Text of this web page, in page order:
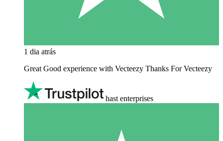
1 dia atrás
Great Good experience with Vecteezy Thanks For Vecteezy
hast enterprises